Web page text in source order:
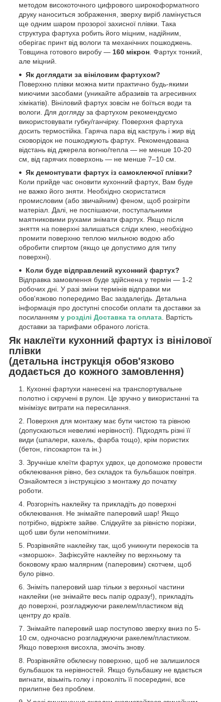
методом високоточного цифрового широкоформатного
друку наноситься зображення, зверху виріб ламінується
ще одним шаром прозорої захисної плівки. Така
структура фартуха робить його міцним, надійним,
оберігає принт від вологи та механічних пошкоджень.
Товщина готового виробу — 160 мікрон . Фартух тонкий,
але міцний.
Як доглядати за вініловим фартухом?
Поверхню плівки можна мити практично будь-якими
миючими засобами (уникайте абразивів та агресивних
хімікатів). Вініловий фартух зовсім не боїться води та
вологи. Для догляду за фартухом рекомендуємо
використовувати губку/ганчірку. Поверхня фартуха
досить термостійка. Гаряча пара від каструль і жир від
сковорідок не пошкоджують фартух. Рекомендована
відстань від джерела вогню/тепла — не менше 10-20
см, від гарячих поверхонь — не менше 7–10 см.
Як демонтувати фартух із самоклеючої плівки?
Коли прийде час оновити кухонний фартух, Вам буде
не важко його зняти. Необхідно скористатися
промисловим (або звичайним) феном, щоб розігріти
матеріал. Далі, не поспішаючи, поступальними
маятниковими рухами знімати фартух. Якщо після
зняття на поверхні залишаться сліди клею, необхідно
промити поверхню теплою мильною водою або
обробити спиртом (якщо це допустимо для типу
поверхні).
Коли буде відправлений кухонний фартух?
Відправка замовлення буде здійснена у термін — 1-2
робочих дні. У разі зміни термінів відправки ми
обов'язково попередимо Вас заздалегідь. Детальна
інформація про доступні способи оплати та доставки за
посиланням у розділі Доставка та оплата . Вартість
доставки за тарифами обраного логіста.
Як наклеїти кухонний фартух із вінілової
плівки
(детальна інструкція обов'язково
додається до кожного замовлення)
Кухонні фартухи нанесені на транспортувальне
полотно і скручені в рулон. Це зручно у використанні та
мінімізує витрати на пересилання.
Поверхня для монтажу має бути чистою та рівною
(допускаються невеликі нерівності). Підходять різні її
види (шпалери, кахель, фарба тощо), крім пористих
(бетон, гіпсокартон та ін.)
Зручніше клеїти фартух удвох, це допоможе провести
обклеювання рівно, без складок та бульбашок повітря.
Ознайомтеся з інструкцією з монтажу до початку
роботи.
Розгорніть наклейку та прикладіть до поверхні
обклеювання. Не знімайте паперовий шар! Якщо
потрібно, відріжте зайве. Слідкуйте за рівністю порізки,
щоб шви були непомітними.
Розрівняйте наклейку так, щоб уникнути перекосів та
«зморшок». Зафіксуйте наклейку по верхньому та
боковому краю малярним (паперовим) скотчем, щоб
було рівно.
Зніміть паперовий шар тільки з верхньої частини
наклейки (не знімайте весь папір одразу!), прикладіть
до поверхні, розгладжуючи ракелем/пластиком від
центру до країв.
Знімайте паперовий шар поступово зверху вниз по 5-
10 см, одночасно розгладжуючи ракелем/пластиком.
Якщо поверхня висохла, змочіть знову.
Розрівняйте обклеєну поверхню, щоб не залишилося
бульбашок та нерівностей. Якщо бульбашку не вдається
вигнати, візьміть голку і проколіть її посередині, все
прилипне без проблем.